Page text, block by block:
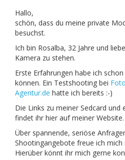
Hallo,
schön, dass du meine private
besuchst.
Ich bin Rosalba, 32 Jahre und
Kamera zu stehen.
Erste Erfahrungen habe ich
können. Ein Testshooting bei
Agentur.de hatte ich bereits :-)
Die Links zu meiner Sedcard und
findet ihr hier auf meiner Website.
Über spannende, seriöse
Shootingangebote freue ich mich
Hierüber könnt ihr mich gerne